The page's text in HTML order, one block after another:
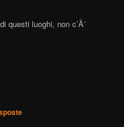
questi luoghi, non c’Ã¨